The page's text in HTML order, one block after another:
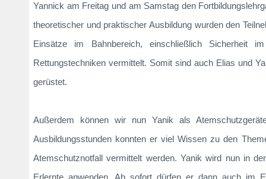
Yannick am Freitag und am Samstag den
theoretischer und praktischer Ausbildung wurden den
Einsätze im Bahnbereich, einschließlich Sicherheit
Rettungstechniken vermittelt. Somit sind auch Elias und
gerüstet.
Außerdem können wir nun Yanik als
Ausbildungsstunden konnten er viel Wissen zu den
Atemschutznotfall vermittelt werden. Yanik wird nun in
Erlernte anwenden. Ab sofort dürfen er dann auch im